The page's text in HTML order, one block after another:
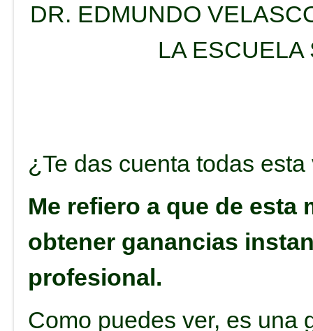
DR. EDMUNDO
LA
¿Te das cuenta todas
Me refiero a que de esta
obtener ganancias
profesional.
Como puedes ver, es una